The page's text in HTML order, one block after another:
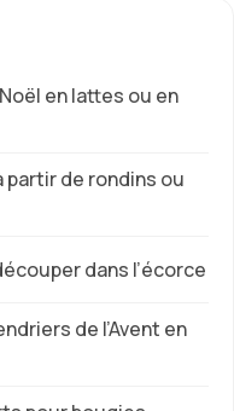
en lattes ou en
de rondins ou
dans l’écorce
de l’Avent en